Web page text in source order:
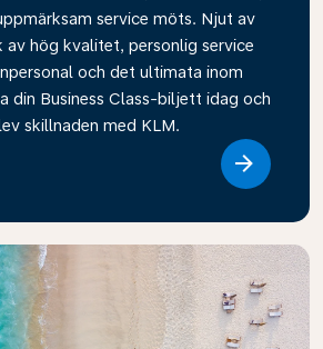
service möts. Njut av
av hög kvalitet, personlig service
och det ultimata inom
din Business Class-biljett idag och
skillnaden med KLM.